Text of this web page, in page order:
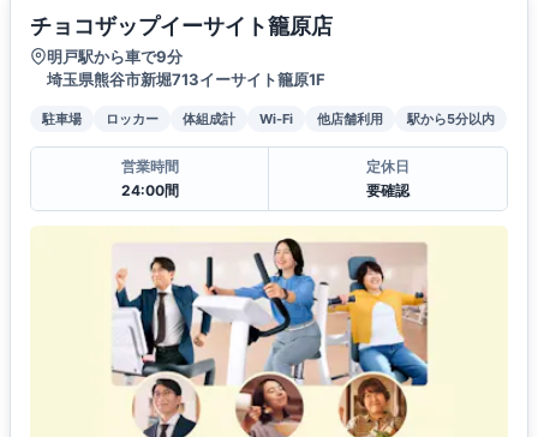
チョコザップイーサイト籠原店
明戸駅から車で9分
埼玉県熊谷市新堀713イーサイト籠原1F
駐車場 ロッカー 体組成計 Wi-Fi 他店舗利用 駅から5分以内
営業時間
24:00間
定休日
要確認